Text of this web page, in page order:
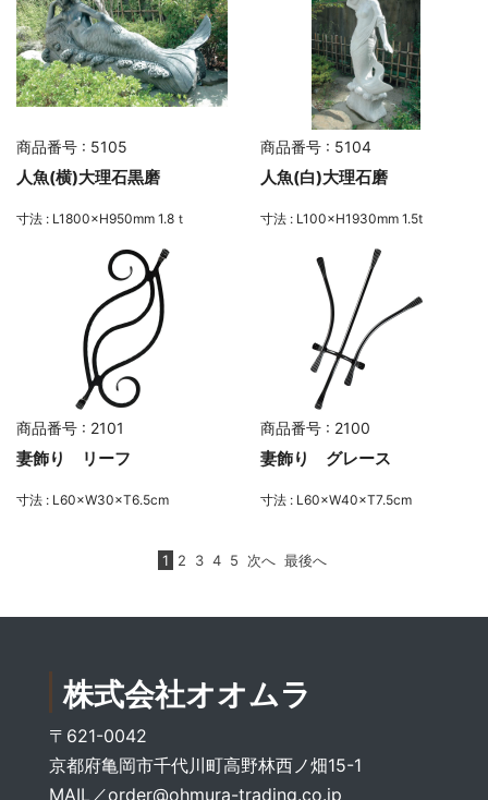
商品番号 : 5105
人魚(横)大理石黒磨
寸法 : L1800×H950mm 1.8ｔ
商品番号 : 5104
人魚(白)大理石磨
寸法 : L100×H1930mm 1.5t
商品番号 : 2101
妻飾り リーフ
寸法 : L60×W30×T6.5cm
商品番号 : 2100
妻飾り グレース
寸法 : L60×W40×T7.5cm
1 2 3 4 5 次へ 最後へ
株式会社オオムラ
〒621-0042
京都府亀岡市千代川町高野林西ノ畑15-1
MAIL／order@ohmura-trading.co.jp